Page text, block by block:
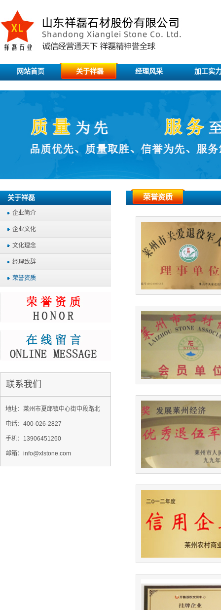
网站首页 关于祥磊 经理风采 加工实
关于祥磊
企业简介
企业文化
文化理念
经理致辞
荣誉资质
联系我们
地址：莱州市夏邱镇中心街中段路北
电话：400-026-2827
手机：13906451260
邮箱：info@xlstone.com
荣誉资质